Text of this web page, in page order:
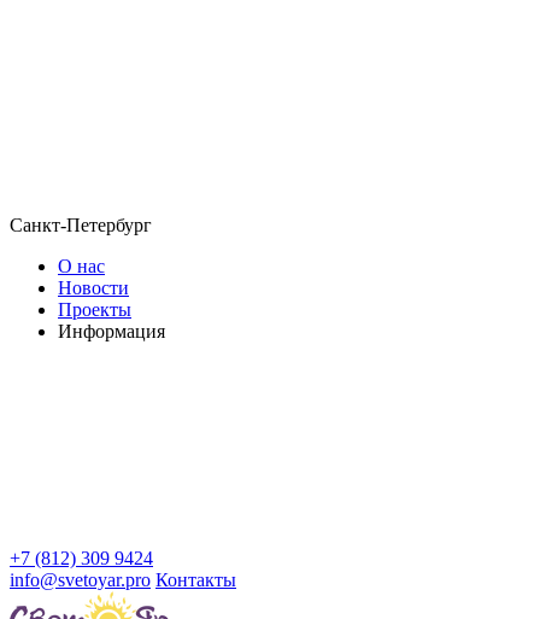
Санкт-Петербург
О нас
Новости
Проекты
Информация
+7 (812) 309 9424
info@svetoyar.pro Контакты